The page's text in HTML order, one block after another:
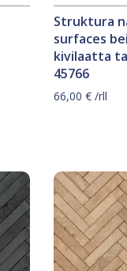
Struktura
surfaces
kivilaatta
45766
66,00 €/rll